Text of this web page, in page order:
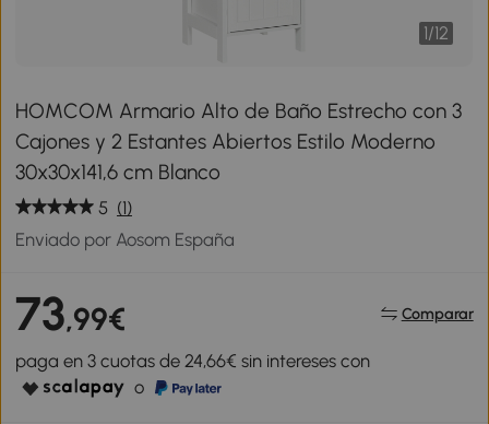
1/12
HOMCOM Armario Alto de Baño Estrecho con 3
Cajones y 2 Estantes Abiertos Estilo Moderno
30x30x141,6 cm Blanco
5 (1)
Enviado por Aosom España
73,99€ Comparar
paga en 3 cuotas de 24,66€ sin intereses con
o